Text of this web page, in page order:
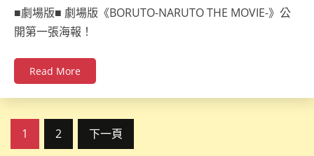
■劇場版■ 劇場版《BORUTO-NARUTO THE MOVIE-》公
開第一張海報！
Read More
文
1 2 下一頁